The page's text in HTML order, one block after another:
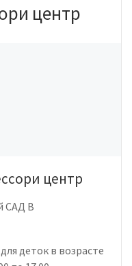
центр
центр
САД В
деток в возрасте